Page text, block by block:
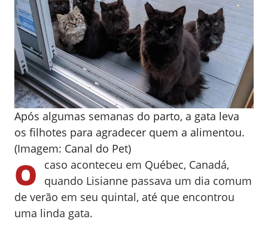
Após algumas semanas do parto, a gata leva
os filhotes para agradecer quem a alimentou.
(Imagem: Canal do Pet)
O
caso aconteceu em Québec, Canadá,
quando Lisianne passava um dia comum
de verão em seu quintal, até que encontrou
uma linda gata.